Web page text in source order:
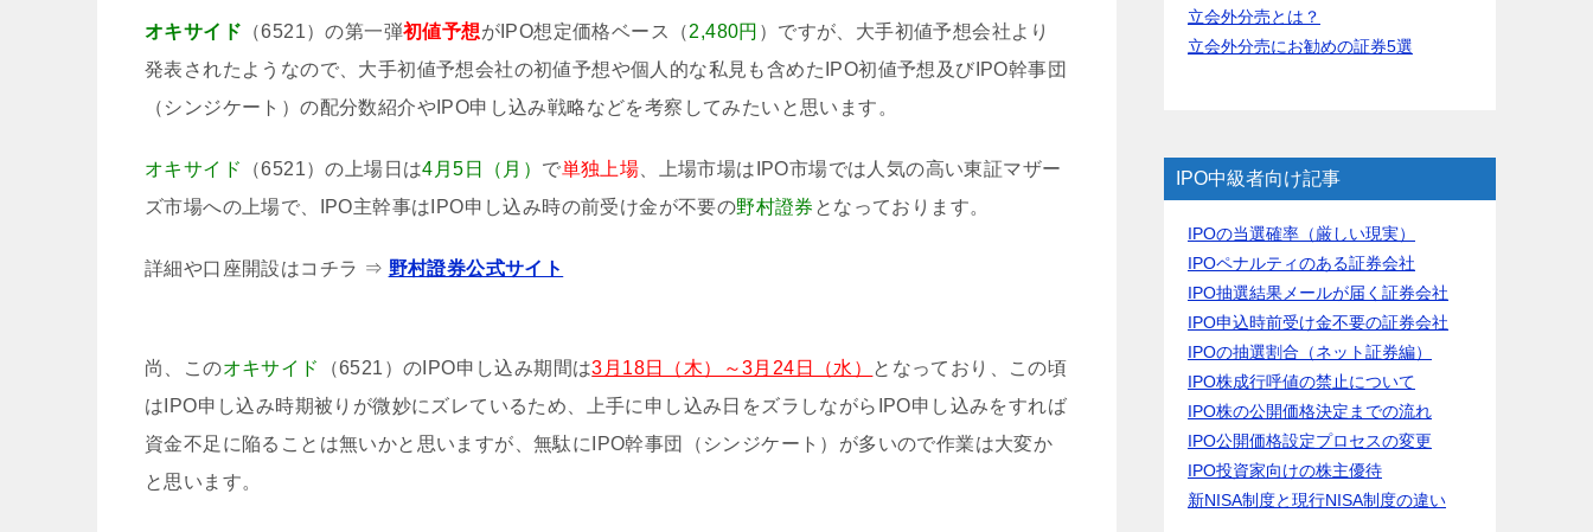
オキサイド （6521）の第一弾初値予想がIPO想定価格ベース（2,480円 ）ですが、大手初値予想会社より
発表されたようなので、大手初値予想会社の初値予想や個人的な私見も含めたIPO初値予想及びIPO幹事団
（シンジケート）の配分数紹介やIPO申し込み戦略などを考察してみたいと思います。
オキサイド （6521）の上場日は4月5日（月） で単独上場 、上場市場はIPO市場では人気の高い東証マザー
ズ市場への上場で、IPO主幹事はIPO申し込み時の前受け金が不要の野村證券 となっております。
詳細や口座開設はコチラ ⇒ 野村證券公式サイト
尚、このオキサイド （6521）のIPO申し込み期間は3月18日（木）～3月24日（水）
となっており、この頃
はIPO申し込み時期被りが微妙にズレているため、上手に申し込み日をズラしながらIPO申し込みをすれば
資金不足に陥ることは無いかと思いますが、無駄にIPO幹事団（シンジケート）が多いので作業は大変か
と思います。
立会外分売とは？
立会外分売にお勧めの証券5選
IPO中級者向け記事
IPOの当選確率（厳しい現実）
IPOペナルティのある証券会社
IPO抽選結果メールが届く証券会社
IPO申込時前受け金不要の証券会社
IPOの抽選割合（ネット証券編）
IPO株成行呼値の禁止について
IPO株の公開価格決定までの流れ
IPO公開価格設定プロセスの変更
IPO投資家向けの株主優待
新NISA制度と現行NISA制度の違い